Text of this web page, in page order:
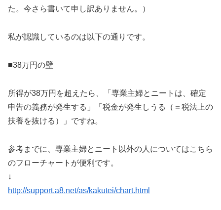
た。今さら書いて申し訳ありません。）
私が認識しているのは以下の通りです。
■38万円の壁
所得が38万円を超えたら、「専業主婦とニートは、確定
申告の義務が発生する」「税金が発生しうる（＝税法上の
扶養を抜ける）」ですね。
参考までに、専業主婦とニート以外の人についてはこちら
のフローチャートが便利です。
↓
http://support.a8.net/as/kakutei/chart.html